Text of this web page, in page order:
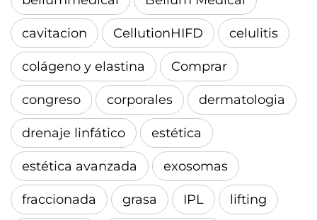
cavitacion CellutionHIFD celulitis
colágeno y elastina Comprar
congreso corporales dermatologia
drenaje linfático estética
estética avanzada exosomas
fraccionada grasa IPL lifting